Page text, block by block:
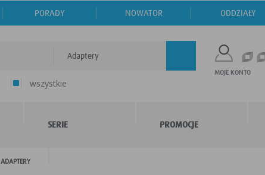
PORADY NOWATOR ODDZIAŁY
Adaptery
wszystkie
MOJE KONTO
SERIE PROMOCJE
ADAPTERY